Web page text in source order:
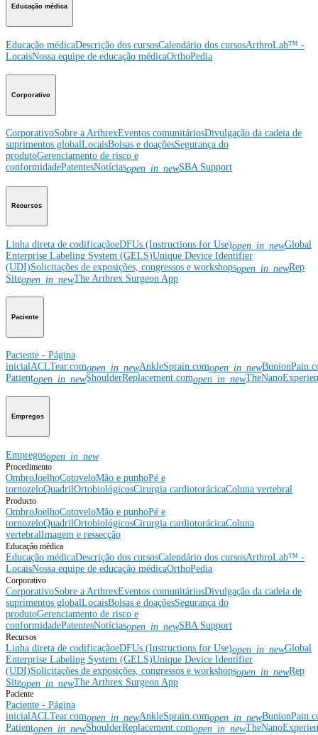
Educação médica
Educação médicaDescrição dos cursosCalendário dos cursosArthroLab™ -
LocaisNossa equipe de educação médicaOrthoPedia
Corporativo
CorporativoSobre a ArthrexEventos comunitáriosDivulgação da cadeia de
suprimentos globalLocaisBolsas e doaçõesSegurança do
produtoGerenciamento de risco e
conformidadePatentesNotíciasopen_in_newSBA Support
Recursos
Linha direta de codificaçãoeDFUs (Instructions for Use)open_in_newGlobal
Enterprise Labeling System (GELS)Unique Device Identifier
(UDI)Solicitações de exposições, congressos e workshopsopen_in_newRep
Siteopen_in_newThe Arthrex Surgeon App
Paciente
Paciente - Página
inicialACLTear.comopen_in_newAnkleSprain.comopen_in_new
Patientopen_in_newShoulderReplacement.comopen_in_new
Empregos
Empregosopen_in_new
Procedimento
OmbroJoelhoCotoveloMão e punhoPé e
tornozeloQuadrilOrtobiológicosCirurgia cardiotorácicaColuna vertebral
Producto
OmbroJoelhoCotoveloMão e punhoPé e
tornozeloQuadrilOrtobiológicosCirurgia cardiotorácicaColuna
vertebralImagem e ressecção
Educação médica
Educação médicaDescrição dos cursosCalendário dos cursosArthroLab™ -
LocaisNossa equipe de educação médicaOrthoPedia
Corporativo
CorporativoSobre a ArthrexEventos comunitáriosDivulgação da cadeia de
suprimentos globalLocaisBolsas e doaçõesSegurança do
produtoGerenciamento de risco e
conformidadePatentesNotíciasopen_in_newSBA Support
Recursos
Linha direta de codificaçãoeDFUs (Instructions for Use)open_in_newGlobal
Enterprise Labeling System (GELS)Unique Device Identifier
(UDI)Solicitações de exposições, congressos e workshopsopen_in_newRep
Siteopen_in_newThe Arthrex Surgeon App
Paciente
Paciente - Página
inicialACLTear.comopen_in_newAnkleSprain.comopen_in_new
Patientopen_in_newShoulderReplacement.comopen_in_new